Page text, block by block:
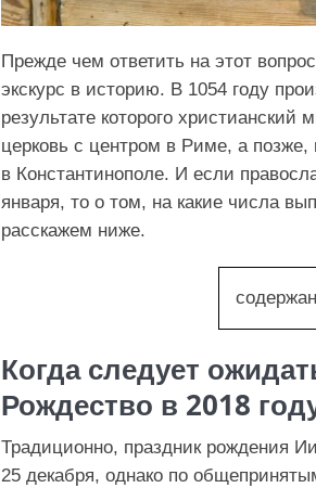
Прежде чем ответить на этот
экскурс в историю. В 1054 году
результате которого
церковь с центром в Риме, а
в Константинополе. И если
января, то о том, на какие числа
расскажем ниже.
Когда следует
Рождество в 2018
Традиционно, праздник рождения
25 декабря, однако по